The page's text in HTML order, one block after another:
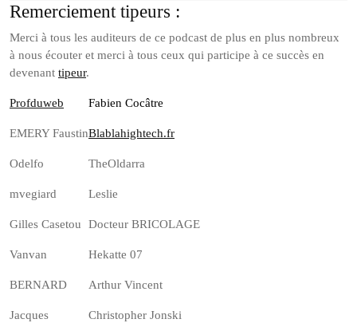
Remerciement tipeurs :
Merci à tous les auditeurs de ce podcast de plus en plus nombreux
à nous écouter et merci à tous ceux qui participe à ce succès en
devenant tipeur.
Profduweb
EMERY Faustin
Odelfo
mvegiard
Gilles Casetou
Vanvan
BERNARD
Jacques
Fabien Cocâtre
Blablahightech.fr
TheOldarra
Leslie
Docteur BRICOLAGE
Hekatte 07
Arthur Vincent
Christopher Jonski